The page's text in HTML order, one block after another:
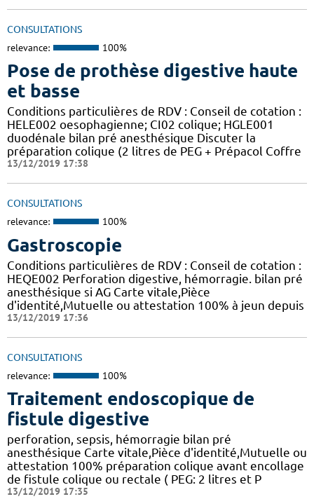
CONSULTATIONS
relevance: 100%
Pose de prothèse digestive haute
et basse
Conditions particulières de RDV : Conseil de cotation :
HELE002 oesophagienne; CI02 colique; HGLE001
duodénale bilan pré anesthésique Discuter la
préparation colique (2 litres de PEG + Prépacol Coffre
13/12/2019 17:38
CONSULTATIONS
relevance: 100%
Gastroscopie
Conditions particulières de RDV : Conseil de cotation :
HEQE002 Perforation digestive, hémorragie. bilan pré
anesthésique si AG Carte vitale,Pièce
d'identité,Mutuelle ou attestation 100% à jeun depuis
13/12/2019 17:36
CONSULTATIONS
relevance: 100%
Traitement endoscopique de
fistule digestive
perforation, sepsis, hémorragie bilan pré
anesthésique Carte vitale,Pièce d'identité,Mutuelle ou
attestation 100% préparation colique avant encollage
de fistule colique ou rectale ( PEG: 2 litres et P
13/12/2019 17:35